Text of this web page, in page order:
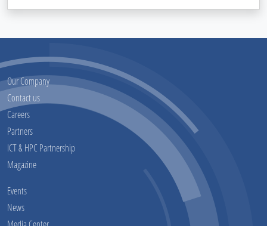
Our Company
Contact us
Careers
Partners
ICT & HPC Partnership
Magazine
Events
News